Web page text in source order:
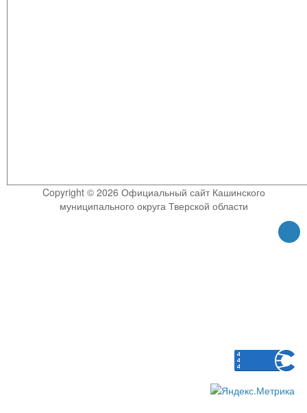
Copyright © 2026 Официальный сайт Кашинского
муниципального округа Тверской области